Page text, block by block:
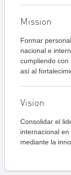
Mission
Formar
nacional e
cumpliendo con
así al
Vision
Consolidar el
internacional
mediante la